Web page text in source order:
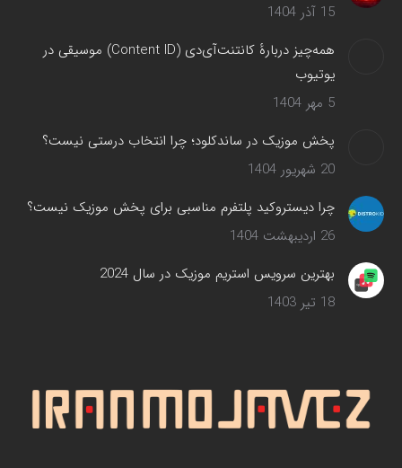
15 آذر 1404
همه‌چیز دربارهٔ کانتنت‌آی‌دی (Content ID) موسیقی در
یوتیوب
5 مهر 1404
پخش موزیک در ساندکلود؛ چرا انتخاب درستی نیست؟
20 شهریور 1404
چرا دیستروکید پلتفرم مناسبی برای پخش موزیک نیست؟
26 اردیبهشت 1404
بهترین سرویس‌ استریم موزیک در سال 2024
18 تیر 1403